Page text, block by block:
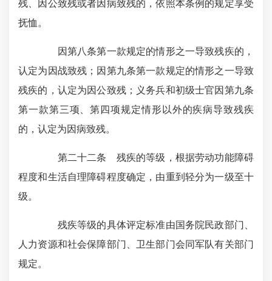
残、因公致残或者因病致残的，依照本条例的规定享受
抚恤。
因第八条第一款规定的情形之一导致残疾的，
认定为因战致残；因第九条第一款规定的情形之一导致
残疾的，认定为因公致残；义务兵和初级士官因第九条
第一款第三项、第四项规定情形以外的疾病导致残疾
的，认定为因病致残。
第二十二条 残疾的等级，根据劳动功能障碍
程度和生活自理障碍程度确定，由重到轻分为一级至十
级。
残疾等级的具体评定标准由国务院民政部门、
人力资源和社会保障部门、卫生部门会同军队有关部门
规定。